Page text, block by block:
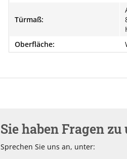
Türmaß:
Oberfläche:
Sie haben Fragen
Sprechen Sie uns an, unter: